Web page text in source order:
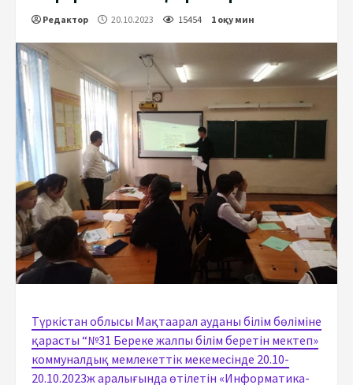
Редактор 20.10.2023 15454 1 оқу мин
Түркістан облысы Мақтаарал ауданы білім бөліміне
қарасты “№31 Береке жалпы білім беретін мектеп»
коммуналдық мемлекеттік мекемесінде 20.10-
20.10.2023ж аралығында өтілетін «Информатика-